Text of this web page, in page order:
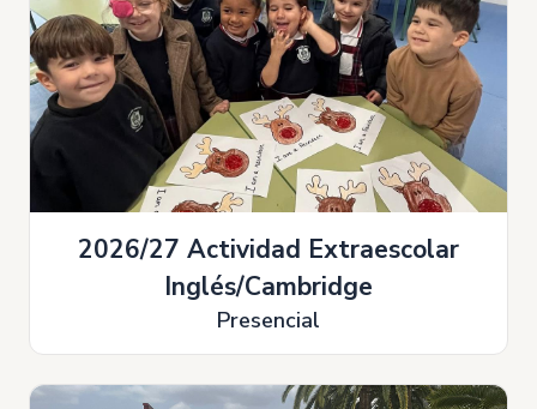
2026/27 Actividad Extraescolar
Inglés/Cambridge
Presencial